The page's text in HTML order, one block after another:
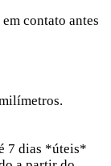
contato antes
7 dias *úteis*